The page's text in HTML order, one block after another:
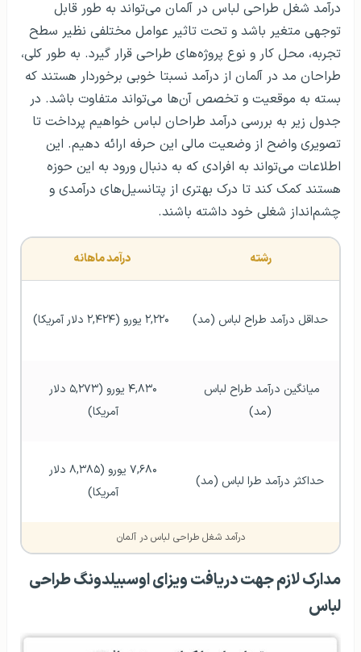
درآمد شغل طراحی لباس در آلمان می‌تواند به طور قابل
توجهی متغیر باشد و تحت تاثیر عوامل مختلفی نظیر سطح
تجربه، محل کار و نوع پروژه‌های طراحی قرار گیرد. به طور کلی،
طراحان مد در آلمان از درآمد نسبتا خوبی برخوردار هستند که
بسته به موقعیت و تخصص آن‌ها می‌تواند متفاوت باشد. در
جدول زیر به بررسی درآمد طراحان لباس خواهیم پرداخت تا
تصویری واضح از وضعیت مالی این حرفه ارائه دهیم. این
اطلاعات می‌تواند به افرادی که به دنبال ورود به این حوزه
هستند کمک کند تا درک بهتری از پتانسیل‌های درآمدی و
چشم‌انداز شغلی خود داشته باشند.
رشته درآمد ماهانه
حداقل درآمد طراح لباس (مد) ۲,۲۲۰ یورو (۲,۴۲۴ دلار آمریکا)
(مد)
آمریکا)
حداکثر درآمد طرا لباس (مد)
آمریکا)
درآمد شغل طراحی لباس در آلمان
مدارک لازم جهت دریافت ویزای اوسبیلدونگ طراحی
لباس